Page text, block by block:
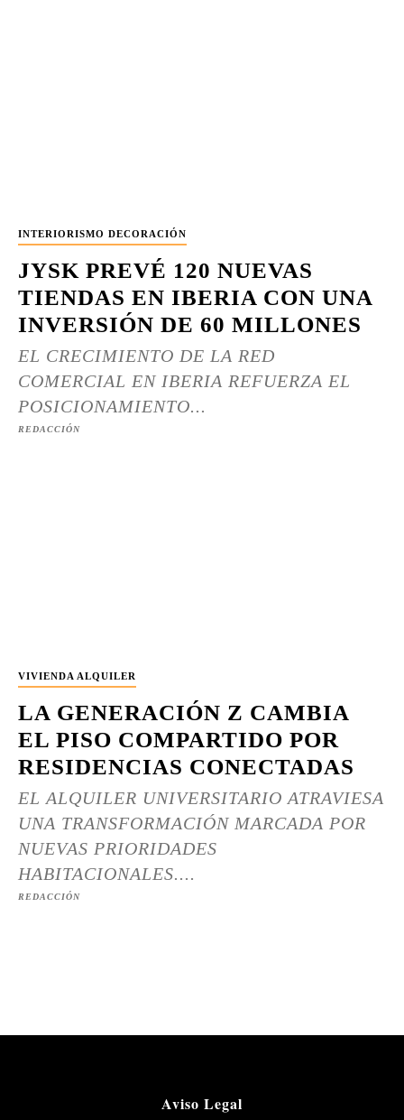
INTERIORISMO DECORACIÓN
JYSK PREVÉ 120 NUEVAS
TIENDAS EN IBERIA CON UNA
INVERSIÓN DE 60 MILLONES
EL CRECIMIENTO DE LA RED
COMERCIAL EN IBERIA REFUERZA EL
POSICIONAMIENTO...
REDACCIÓN
VIVIENDA ALQUILER
LA GENERACIÓN Z CAMBIA
EL PISO COMPARTIDO POR
RESIDENCIAS CONECTADAS
EL ALQUILER UNIVERSITARIO ATRAVIESA
UNA TRANSFORMACIÓN MARCADA POR
NUEVAS PRIORIDADES
HABITACIONALES....
REDACCIÓN
Aviso Legal